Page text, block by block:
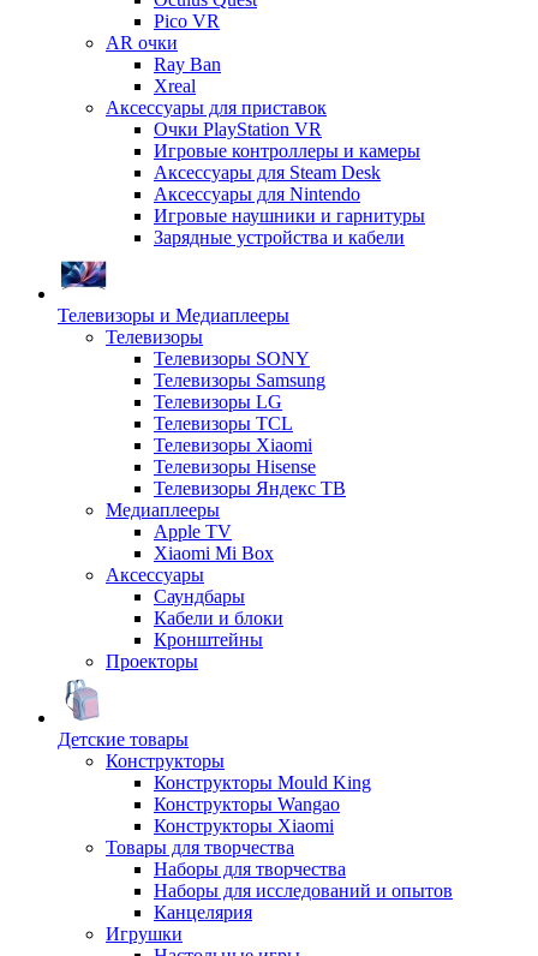
Pico VR
AR очки
Ray Ban
Xreal
Аксессуары для приставок
Очки PlayStation VR
Игровые контроллеры и камеры
Аксессуары для Steam Desk
Аксессуары для Nintendo
Игровые наушники и гарнитуры
Зарядные устройства и кабели
Телевизоры и Медиаплееры
Телевизоры
Телевизоры SONY
Телевизоры Samsung
Телевизоры LG
Телевизоры TCL
Телевизоры Xiaomi
Телевизоры Hisense
Телевизоры Яндекс ТВ
Медиаплееры
Apple TV
Xiaomi Mi Box
Аксессуары
Саундбары
Кабели и блоки
Кронштейны
Проекторы
Детские товары
Конструкторы
Конструкторы Mould King
Конструкторы Wangao
Конструкторы Xiaomi
Товары для творчества
Наборы для творчества
Наборы для исследований и опытов
Канцелярия
Игрушки